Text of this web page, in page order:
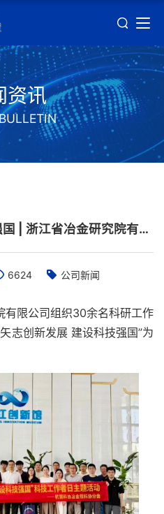
资讯
矢志创新发展 建设科技强国 | 浙江省冶金研究院有限公司开展科技工作者日主题活动
6624 公司新闻
限公司组织30余名科研工作
志创新发展 建设科技强国”为